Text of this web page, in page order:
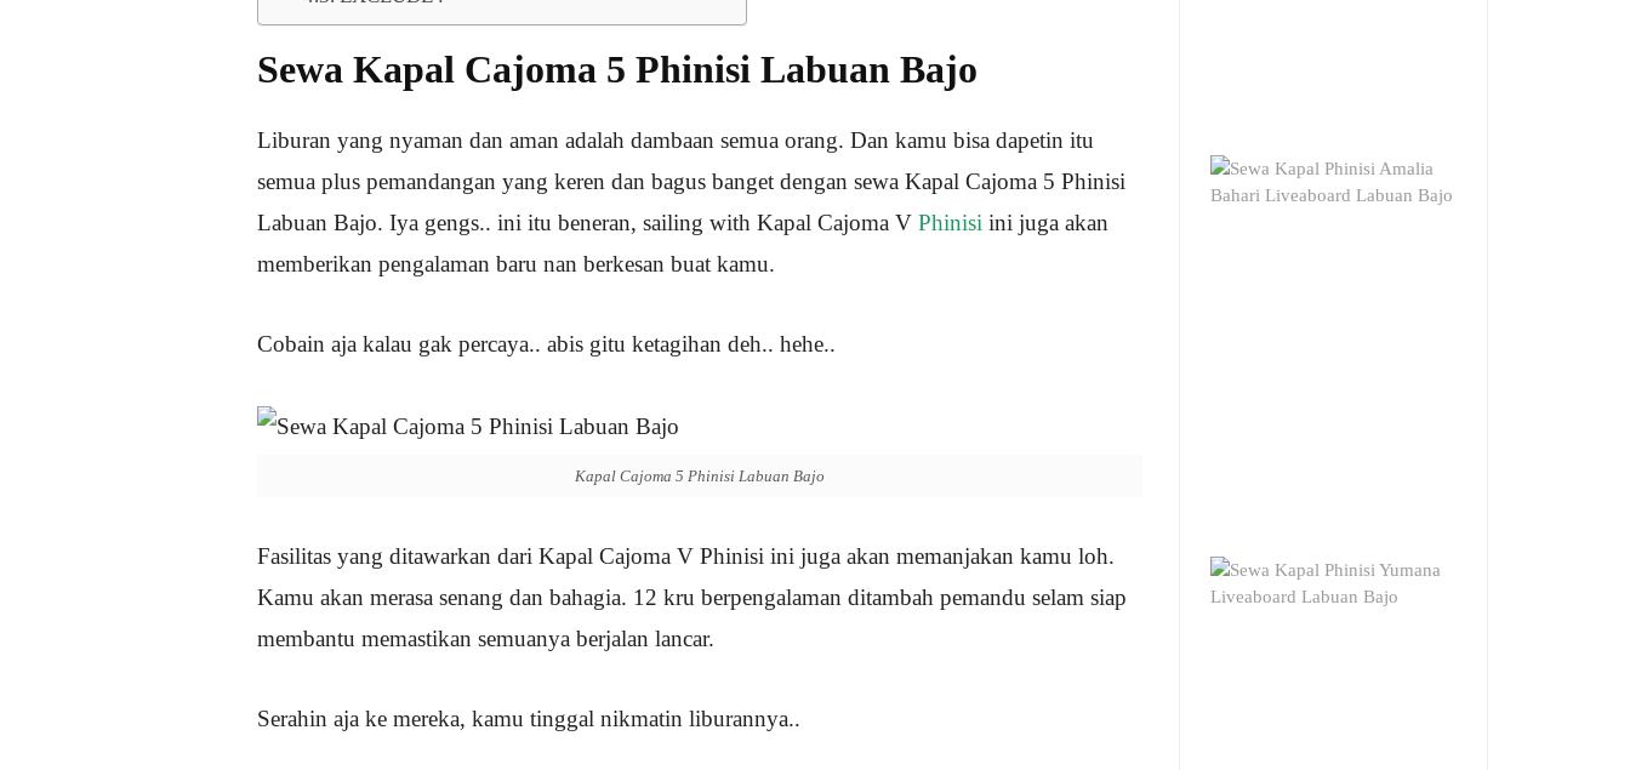
Sewa Kapal Cajoma 5 Phinisi Labuan Bajo
Liburan yang nyaman dan aman adalah dambaan semua orang. Dan kamu bisa dapetin itu
semua plus pemandangan yang keren dan bagus banget dengan sewa Kapal Cajoma 5 Phinisi
Labuan Bajo. Iya gengs.. ini itu beneran, sailing with Kapal Cajoma V Phinisi ini juga akan
memberikan pengalaman baru nan berkesan buat kamu.
Cobain aja kalau gak percaya.. abis gitu ketagihan deh.. hehe..
Kapal Cajoma 5 Phinisi Labuan Bajo
Fasilitas yang ditawarkan dari Kapal Cajoma V Phinisi ini juga akan memanjakan kamu loh.
Kamu akan merasa senang dan bahagia. 12 kru berpengalaman ditambah pemandu selam siap
membantu memastikan semuanya berjalan lancar.
Serahin aja ke mereka, kamu tinggal nikmatin liburannya..